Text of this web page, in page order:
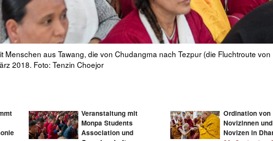
die Ehrengäste auf dem Weg zur 'Danke Indien' Feier in Dharamsala, HP,
Veranstaltung mit
Monpa Students
Association und
Ordination von
Novizinnen und
Novizen in